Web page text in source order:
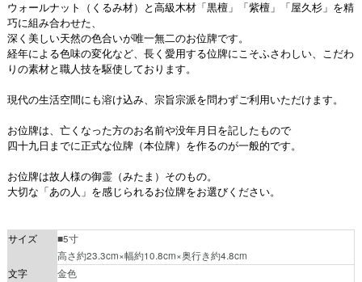
ウォールナット（くるみ材）と高級木材「黒檀」「紫檀」「屋久杉」を精
巧に組み合わせた、
深く美しい天然の色合いが唯一無二のお位牌です。
経年による色味の変化など、長く愛用する位牌にこそふさわしい、こだわ
りの素材と職人技を駆使しております。
現代の生活空間にも溶け込み、宗旨宗派を問わずご利用いただけます。
お位牌は、亡くなった方のお名前や没年月日を記したもので
四十九日までに正式な位牌（本位牌）を作るのが一般的です。
お位牌は故人様の御霊（みたま）そのもの。
大切な「あの人」を感じられるお位牌をお選びください。
サイズ
■5寸
高さ約23.3cm×幅約10.8cm×奥行き約4.8cm
文字
金色